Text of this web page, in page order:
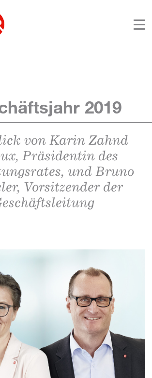
2019
von Karin Zahnd
Präsidentin des
und Bruno
Vorsitzender der